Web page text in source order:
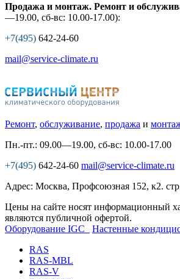
Продажа и монтаж. Ремонт и
—19.00, сб-вс: 10.00-17.00):
+7(495) 642-24-60
mail@service-climate.ru
Ремонт, обслуживание, продажа и
Пн.-пт.: 09.00—19.00, сб-вс: 10.00-17.00
+7(495) 642-24-60 mail@service-climate.ru
Адрес: Москва, Профсоюзная 152, к2.
Цены на сайте носят информационный
являются публичной офертой.
Оборудование IGC
Настенные
RAS
RAS-MBL
RAS-V